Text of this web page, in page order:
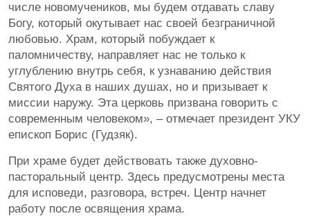
числе новомучеников, мы будем отдавать славу
Богу, который окутывает нас своей безграничной
любовью. Храм, который побуждает к
паломничеству, направляет нас не только к
углублению внутрь себя, к узнаванию действия
Святого Духа в наших душах, но и призывает к
миссии наружу. Эта церковь призвана говорить с
современным человеком», – отмечает президент УКУ
епископ Борис (Гудзяк).
При храме будет действовать также духовно-
пасторальный центр. Здесь предусмотрены места
для исповеди, разговора, встреч. Центр начнет
работу после освящения храма.